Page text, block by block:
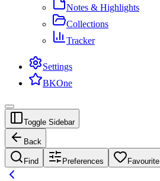
Notes & Highlights
Collections
Tracker
Settings
BKOne
Toggle Sidebar
Back
Find Preferences Favourite